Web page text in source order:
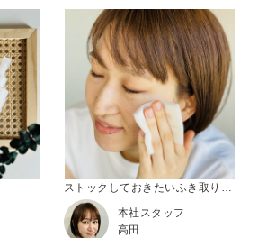
ストックしておきたいふき取りクレンジング
本社スタッフ
高田